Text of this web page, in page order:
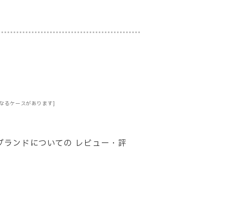
るケースがあります]
ンドについての レビュー・評